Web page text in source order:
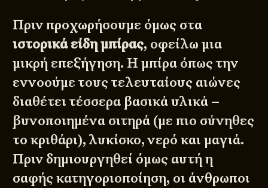
Πριν προχωρήσουμε όμως στα
ιστορικά είδη μπίρας, οφείλω μια
μικρή επεξήγηση. Η μπίρα όπως την
εννοούμε τους τελευταίους αιώνες
διαθέτει τέσσερα βασικά υλικά –
βυνοποιημένα σιτηρά (με πιο σύνηθες
το κριθάρι), λυκίσκο, νερό και μαγιά.
Πριν δημιουργηθεί όμως αυτή η
σαφής κατηγοριοποίηση, οι άνθρωποι